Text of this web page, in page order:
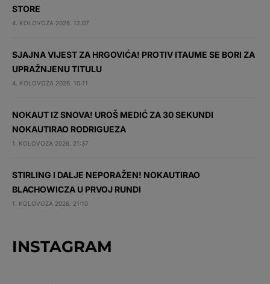
STORE
4. KOLOVOZA 2026. 12:07
SJAJNA VIJEST ZA HRGOVIĆA! PROTIV ITAUME SE BORI ZA
UPRAŽNJENU TITULU
4. KOLOVOZA 2026. 10:11
NOKAUT IZ SNOVA! UROŠ MEDIĆ ZA 30 SEKUNDI
NOKAUTIRAO RODRIGUEZA
1. KOLOVOZA 2026. 21:37
STIRLING I DALJE NEPORAŽEN! NOKAUTIRAO
BLACHOWICZA U PRVOJ RUNDI
1. KOLOVOZA 2026. 21:10
INSTAGRAM